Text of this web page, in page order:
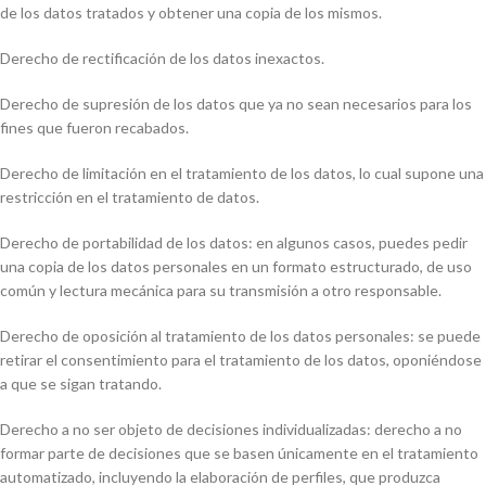
de los datos tratados y obtener una copia de los mismos.
Derecho de rectificación de los datos inexactos.
Derecho de supresión de los datos que ya no sean necesarios para los
fines que fueron recabados.
Derecho de limitación en el tratamiento de los datos, lo cual supone una
restricción en el tratamiento de datos.
Derecho de portabilidad de los datos: en algunos casos, puedes pedir
una copia de los datos personales en un formato estructurado, de uso
común y lectura mecánica para su transmisión a otro responsable.
Derecho de oposición al tratamiento de los datos personales: se puede
retirar el consentimiento para el tratamiento de los datos, oponiéndose
a que se sigan tratando.
Derecho a no ser objeto de decisiones individualizadas: derecho a no
formar parte de decisiones que se basen únicamente en el tratamiento
automatizado, incluyendo la elaboración de perfiles, que produzca